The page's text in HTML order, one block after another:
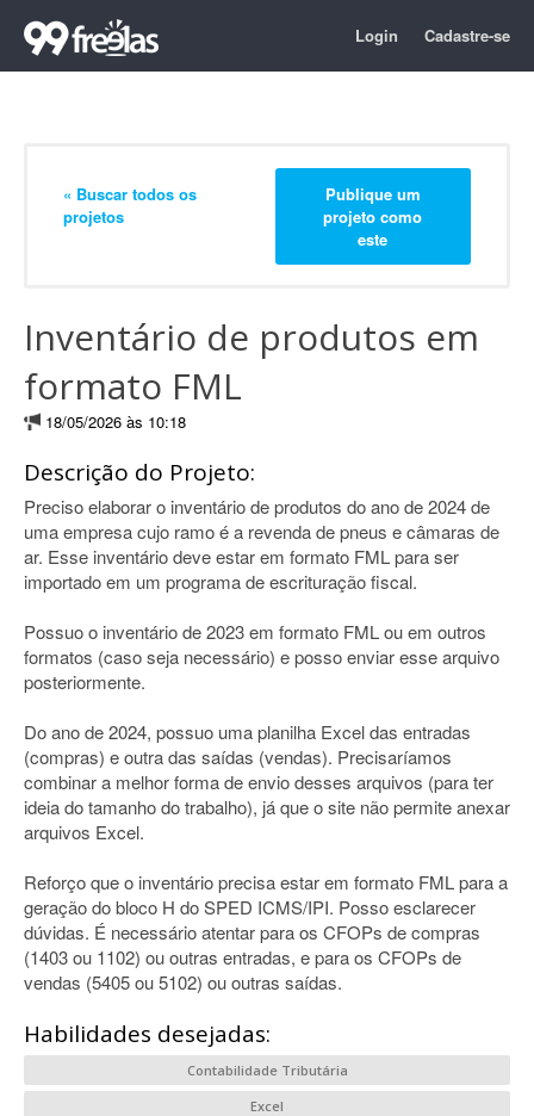
Login Cadastre-se
« Buscar todos os
projetos
Publique um
projeto como
este
Inventário de produtos em
formato FML
18/05/2026 às 10:18
Descrição do Projeto:
Preciso elaborar o inventário de produtos do ano de 2024 de
uma empresa cujo ramo é a revenda de pneus e câmaras de
ar. Esse inventário deve estar em formato FML para ser
importado em um programa de escrituração fiscal.
Possuo o inventário de 2023 em formato FML ou em outros
formatos (caso seja necessário) e posso enviar esse arquivo
posteriormente.
Do ano de 2024, possuo uma planilha Excel das entradas
(compras) e outra das saídas (vendas). Precisaríamos
combinar a melhor forma de envio desses arquivos (para ter
ideia do tamanho do trabalho), já que o site não permite anexar
arquivos Excel.
Reforço que o inventário precisa estar em formato FML para a
geração do bloco H do SPED ICMS/IPI. Posso esclarecer
dúvidas. É necessário atentar para os CFOPs de compras
(1403 ou 1102) ou outras entradas, e para os CFOPs de
vendas (5405 ou 5102) ou outras saídas.
Habilidades desejadas:
Contabilidade Tributária
Excel